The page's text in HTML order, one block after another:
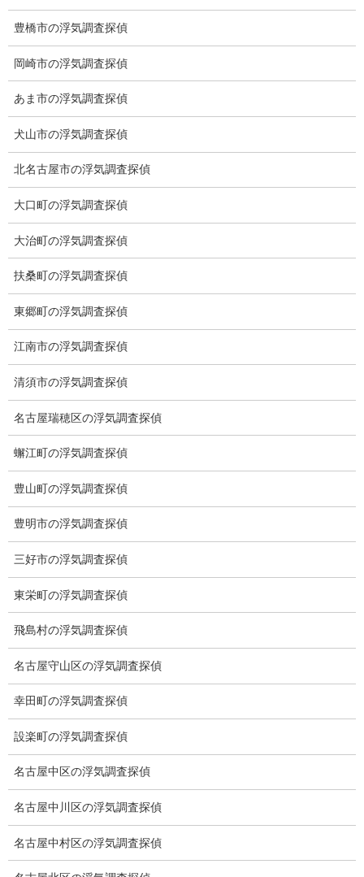
ブログ (496)
お知らせ (1)
トップ
ご挨拶
システム
クーリング・オフ
ワンストップサービス
アフターフォロー
ミライリサーチのお約束
当社のこだわり
低料金の理由
スキルの高さ＝高額料金？
適正料金
稼働制って何？
探偵
探偵を本業
調査機器
浮気調査プランのご案内
豊橋市の浮気調査探偵
岡崎市の浮気調査探偵
あま市の浮気調査探偵
犬山市の浮気調査探偵
北名古屋市の浮気調査探偵
大口町の浮気調査探偵
大治町の浮気調査探偵
扶桑町の浮気調査探偵
東郷町の浮気調査探偵
江南市の浮気調査探偵
清須市の浮気調査探偵
名古屋瑞穂区の浮気調査探偵
蠏江町の浮気調査探偵
豊山町の浮気調査探偵
豊明市の浮気調査探偵
三好市の浮気調査探偵
東栄町の浮気調査探偵
飛島村の浮気調査探偵
名古屋守山区の浮気調査探偵
幸田町の浮気調査探偵
設楽町の浮気調査探偵
名古屋中区の浮気調査探偵
名古屋中川区の浮気調査探偵
名古屋中村区の浮気調査探偵